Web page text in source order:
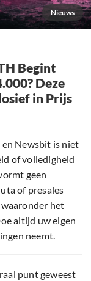
Nieuws
Begint
Deze
in Prijs
Newsbit is niet
of volledigheid
geen
of presales
waaronder het
altijd uw eigen
neemt.
punt geweest